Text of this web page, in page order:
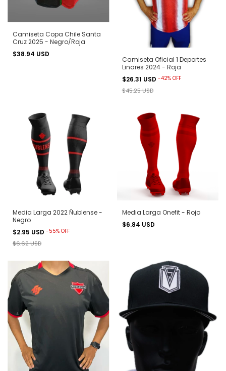
Camiseta Copa Chile Santa
Cruz 2025 - Negro/Roja
$38.94 USD
Camiseta Oficial 1 Deportes
Linares 2024 - Roja
$26.31 USD -42% OFF
$45.25 USD
Media Larga 2022 Ñublense -
Negro
$2.95 USD -55% OFF
$6.62 USD
Media Larga Onefit - Rojo
$6.84 USD